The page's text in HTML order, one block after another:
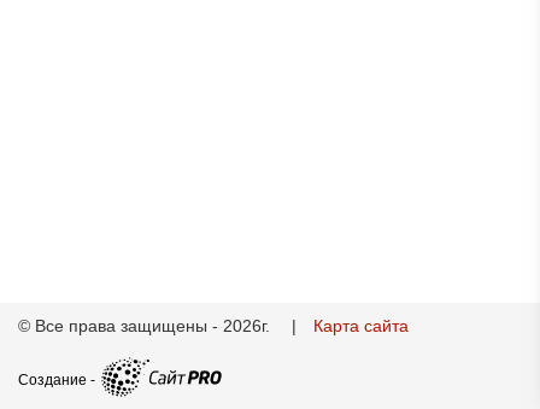
© Все права защищены - 2026г. | Карта сайта
Создание -